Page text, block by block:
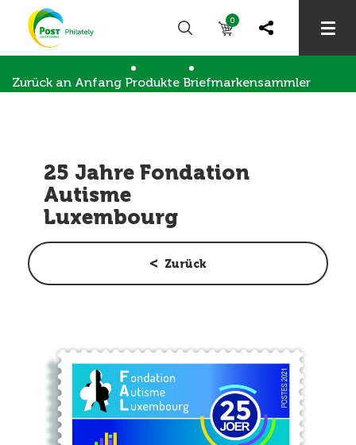
0
Zurück an Anfang Produkte Briefmarkensammler
25 Jahre Fondation
Autisme
Luxembourg
Zurück